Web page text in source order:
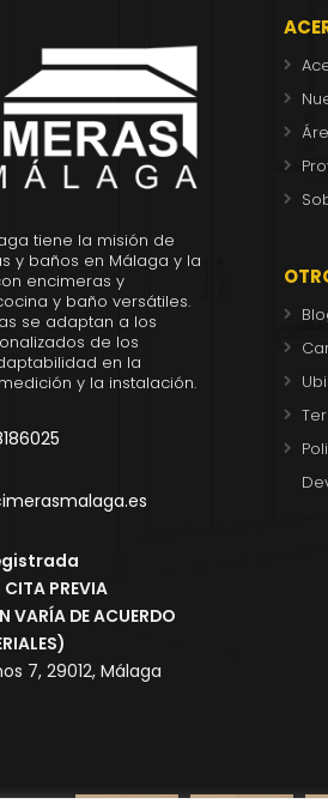
tiene la misión de
y baños en Málaga y la
encimeras y
y baño versátiles.
se adaptan a los
de los
en la
y la instalación.
PREVIA
VARÍA DE ACUERDO
7, 29012, Málaga